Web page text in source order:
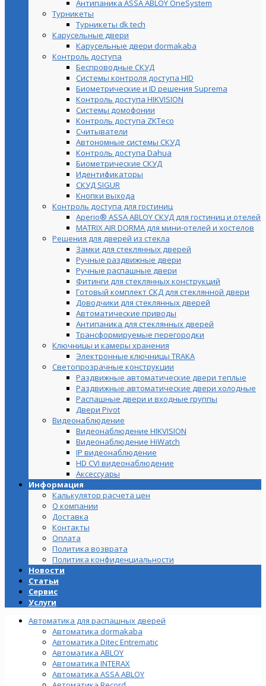
Антипаника ASSA ABLOY OneSystem
Турникеты
Турникеты dk tech
Карусельные двери
Карусельные двери dormakaba
Контроль доступа
Беспроводные СКУД
Системы контроля доступа HID
Биометрические и ID решения Suprema
Контроль доступа HIKVISION
Системы домофонии
Контроль доступа ZKTeco
Считыватели
Автономные системы СКУД
Контроль доступа Dahua
Биометрические СКУД
Идентификаторы
СКУД SIGUR
Кнопки выхода
Контроль доступа для гостиниц
Aperio® ASSA ABLOY СКУД для гостиниц и отелей
MATRIX AIR DORMA для мини-отелей и хостелов
Решения для дверей из стекла
Замки для стеклянных дверей
Ручные раздвижные двери
Ручные распашные двери
Фитинги для стеклянных конструкций
Готовый комплект СКД для стеклянной двери
Доводчики для стеклянных дверей
Автоматические приводы
Антипаника для стеклянных дверей
Трансформируемые перегородки
Ключницы и камеры хранения
Электронные ключницы TRAKA
Светопрозрачные конструкции
Раздвижные автоматические двери теплые
Раздвижные автоматические двери холодные
Распашные двери и входные группы
Двери Pivot
Видеонаблюдение
Видеонаблюдение HIKVISION
Видеонаблюдение HiWatch
IP видеонаблюдение
HD CVI видеонаблюдение
Аксессуары
Информация
Калькулятор расчета цен
О компании
Доставка
Контакты
Оплата
Политика возврата
Политика конфиденциальности
Новости
Статьи
Сервис
Услуги
Автоматика для распашных дверей
Автоматика dormakaba
Автоматика Ditec Entrematic
Автоматика ABLOY
Автоматика INTERAX
Автоматика ASSA ABLOY